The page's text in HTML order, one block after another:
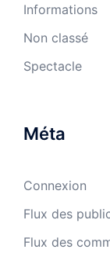
Informations
Non classé
Spectacle
Méta
Connexion
Flux des
Flux des